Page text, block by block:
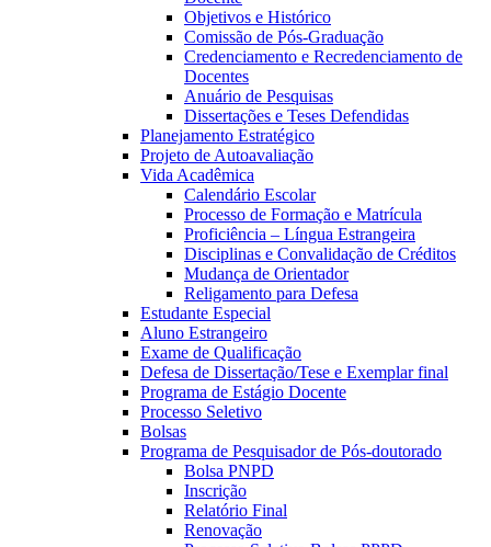
Objetivos e Histórico
Comissão de Pós-Graduação
Credenciamento e Recredenciamento de
Docentes
Anuário de Pesquisas
Dissertações e Teses Defendidas
Planejamento Estratégico
Projeto de Autoavaliação
Vida Acadêmica
Calendário Escolar
Processo de Formação e Matrícula
Proficiência – Língua Estrangeira
Disciplinas e Convalidação de Créditos
Mudança de Orientador
Religamento para Defesa
Estudante Especial
Aluno Estrangeiro
Exame de Qualificação
Defesa de Dissertação/Tese e Exemplar final
Programa de Estágio Docente
Processo Seletivo
Bolsas
Programa de Pesquisador de Pós-doutorado
Bolsa PNPD
Inscrição
Relatório Final
Renovação